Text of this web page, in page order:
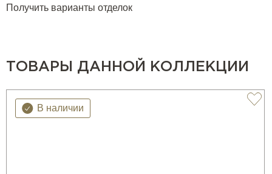
Получить варианты отделок
ТОВАРЫ ДАННОЙ КОЛЛЕКЦИИ
В наличии